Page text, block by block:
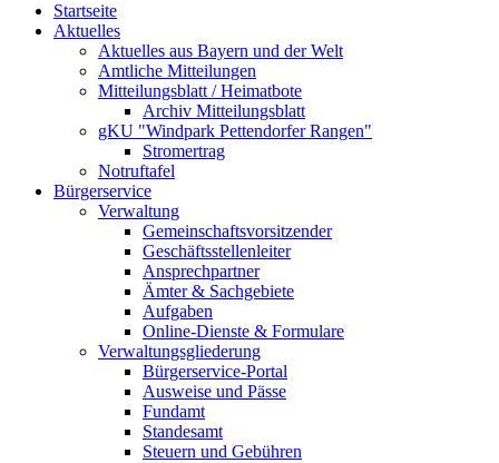
Startseite
Aktuelles
Aktuelles aus Bayern und der Welt
Amtliche Mitteilungen
Mitteilungsblatt / Heimatbote
Archiv Mitteilungsblatt
gKU "Windpark Pettendorfer Rangen"
Stromertrag
Notruftafel
Bürgerservice
Verwaltung
Gemeinschaftsvorsitzender
Geschäftsstellenleiter
Ansprechpartner
Ämter & Sachgebiete
Aufgaben
Online-Dienste & Formulare
Verwaltungsgliederung
Bürgerservice-Portal
Ausweise und Pässe
Fundamt
Standesamt
Steuern und Gebühren